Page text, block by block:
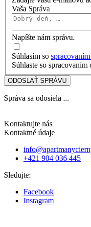
Vaša Správa
Napíšte nám správu.
Súhlasím so
Súhlaste so spracovaním
ODOSLAŤ SPRÁVU
Správa sa odosiela ...
Kontaktujte nás
Kontaktné údaje
+421 904 036 445
Sledujte:
Facebook
Instagram